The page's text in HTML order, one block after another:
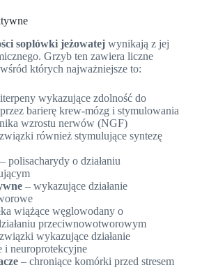
soplówki jeżowatej wynikają z jej
Grzyb ten zawiera liczne
których najważniejsze to:
wykazujące zdolność do
barierę krew-mózg i stymulowania
wzrostu nerwów (NGF)
również stymulujące syntezę
– polisacharydy o działaniu
– wykazujące działanie
wiążące węglowodany o
przeciwnowotworowym
wykazujące działanie
i neuroprotekcyjne
– chroniące komórki przed stresem